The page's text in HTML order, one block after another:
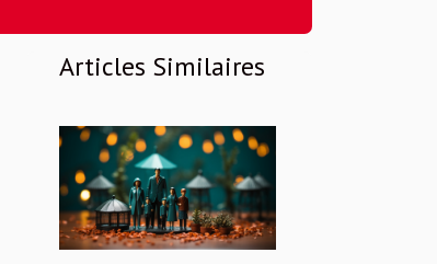
Articles Similaires